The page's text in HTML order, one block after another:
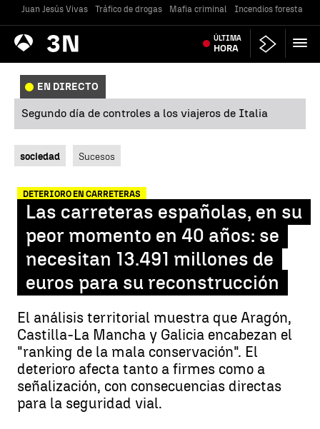
Juan Jesús Vivas Tráfico de drogas Mafia criminal Incendios forestales
Antena
3 Noticias ÚLTIMA
HORA
EN DIRECTO
Segundo día de controles a los viajeros de Italia
sociedad Sucesos
DETERIORO EN CARRETERAS
Las carreteras españolas, en su
peor momento en 40 años: se
necesitan 13.491 millones de
euros para su reconstrucción
El análisis territorial muestra que Aragón,
Castilla-La Mancha y Galicia encabezan el
"ranking de la mala conservación". El
deterioro afecta tanto a firmes como a
señalización, con consecuencias directas
para la seguridad vial.